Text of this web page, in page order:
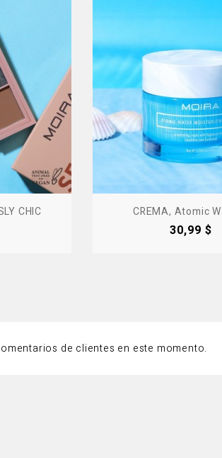
CHIC CREMA, Atomic
Precio
30,99 $
de clientes en este momento.